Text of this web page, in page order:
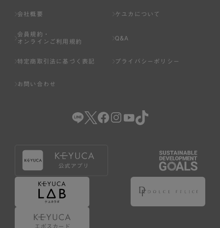
会社概要 ケユカについて
会員規約・
オンラインご利用規約
Q&A
特定商取引法に基づく表記 プライバシーポリシー
お問い合わせ